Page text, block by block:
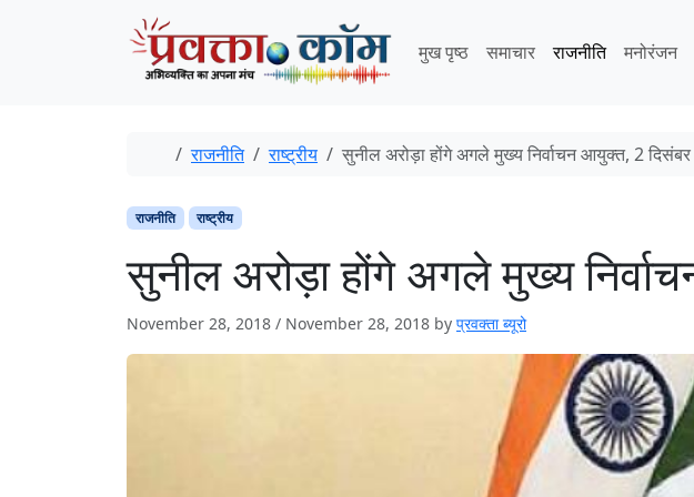
मुख पृष्ठ
समाचार राजनीति मनोरंजन
Home
राजनीति राष्ट्रीय सुनील अरोड़ा होंगे अगले मुख्य निर्वाचन आयुक्त, 2
राजनीति राष्ट्रीय
सुनील अरोड़ा होंगे अगले मुख्य
November 28, 2018 / November 28, 2018 by प्रवक्ता ब्यूरो